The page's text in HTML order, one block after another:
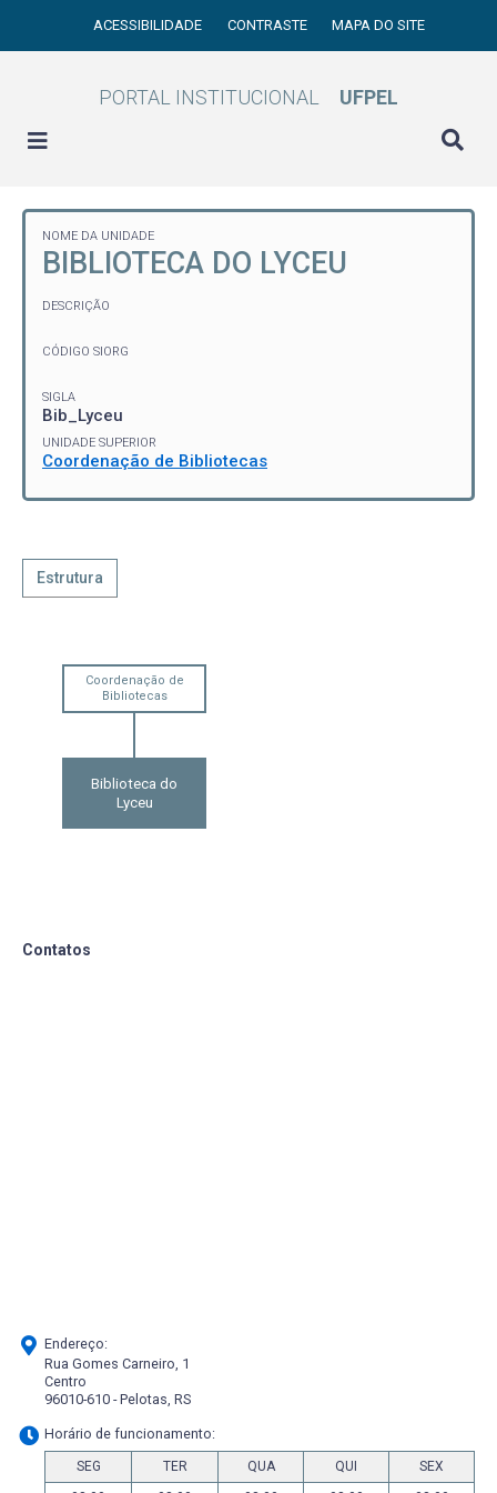
ACESSIBILIDADE CONTRASTE MAPA DO SITE
PORTAL INSTITUCIONAL UFPEL
NOME DA UNIDADE
BIBLIOTECA DO LYCEU
DESCRIÇÃO
CÓDIGO SIORG
SIGLA
Bib_Lyceu
UNIDADE SUPERIOR
Coordenação de Bibliotecas
Estrutura
Coordenação de
Bibliotecas
Biblioteca do
Lyceu
Contatos
Endereço:
Rua Gomes Carneiro, 1
Centro
96010-610 - Pelotas, RS
Horário de funcionamento:
SEG TER QUA QUI
SEX